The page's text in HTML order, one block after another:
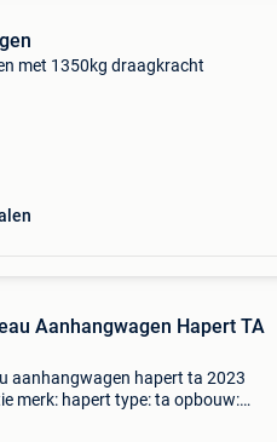
met 1350kg draagkracht
Aanhangwagen Hapert TA
aanhangwagen hapert ta 2023
merk: hapert type: ta opbouw: